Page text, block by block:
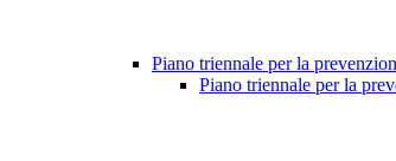
Piano triennale per la
Piano triennale per la